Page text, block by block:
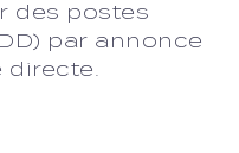
des postes
par annonce
directe.